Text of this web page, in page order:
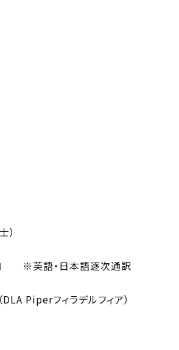
向 ※英語・日本語逐次通訳
フィラデルフィア）